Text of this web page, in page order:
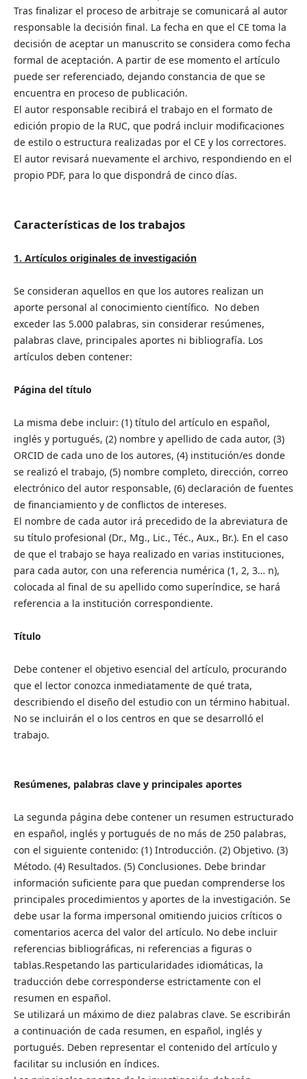
Tras finalizar el proceso de arbitraje se comunicará al autor
responsable la decisión final. La fecha en que el CE toma la
decisión de aceptar un manuscrito se considera como fecha
formal de aceptación. A partir de ese momento el artículo
puede ser referenciado, dejando constancia de que se
encuentra en proceso de publicación.
El autor responsable recibirá el trabajo en el formato de
edición propio de la RUC, que podrá incluir modificaciones
de estilo o estructura realizadas por el CE y los correctores.
El autor revisará nuevamente el archivo, respondiendo en el
propio PDF, para lo que dispondrá de cinco días.
Características de los trabajos
1. Artículos originales de investigación
Se consideran aquellos en que los autores realizan un
aporte personal al conocimiento científico. No deben
exceder las 5.000 palabras, sin considerar resúmenes,
palabras clave, principales aportes ni bibliografía. Los
artículos deben contener:
Página del título
La misma debe incluir: (1) título del artículo en español,
inglés y portugués, (2) nombre y apellido de cada autor, (3)
ORCID de cada uno de los autores, (4) institución/es donde
se realizó el trabajo, (5) nombre completo, dirección, correo
electrónico del autor responsable, (6) declaración de fuentes
de financiamiento y de conflictos de intereses.
El nombre de cada autor irá precedido de la abreviatura de
su título profesional (Dr., Mg., Lic., Téc., Aux., Br.). En el caso
de que el trabajo se haya realizado en varias instituciones,
para cada autor, con una referencia numérica (1, 2, 3… n),
colocada al final de su apellido como superíndice, se hará
referencia a la institución correspondiente.
Título
Debe contener el objetivo esencial del artículo, procurando
que el lector conozca inmediatamente de qué trata,
describiendo el diseño del estudio con un término habitual.
No se incluirán el o los centros en que se desarrolló el
trabajo.
Resúmenes, palabras clave y principales aportes
La segunda página debe contener un resumen estructurado
en español, inglés y portugués de no más de 250 palabras,
con el siguiente contenido: (1) Introducción. (2) Objetivo. (3)
Método. (4) Resultados. (5) Conclusiones. Debe brindar
información suficiente para que puedan comprenderse los
principales procedimientos y aportes de la investigación. Se
debe usar la forma impersonal omitiendo juicios críticos o
comentarios acerca del valor del artículo. No debe incluir
referencias bibliográficas, ni referencias a figuras o
tablas.Respetando las particularidades idiomáticas, la
traducción debe corresponderse estrictamente con el
resumen en español.
Se utilizará un máximo de diez palabras clave. Se escribirán
a continuación de cada resumen, en español, inglés y
portugués. Deben representar el contenido del artículo y
facilitar su inclusión en índices.